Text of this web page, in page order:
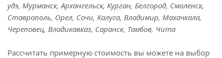
удэ, Мурманск, Архангельск, Курган, Белгород, Смоленск,
Ставрополь, Орел, Сочи, Калуга, Владимир, Махачкала,
Череповец, Владикавказ, Саранск, Тамбов, Чита
Рассчитать примерную стоимость вы можете на выбор